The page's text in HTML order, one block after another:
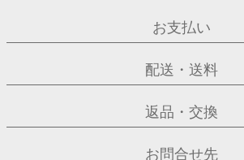
お支払い
配送・送料
返品・交換
お問合せ先